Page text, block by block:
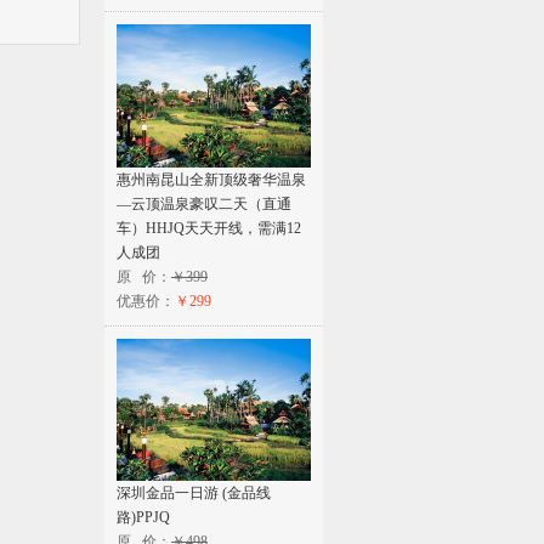
惠州南昆山全新顶级奢华温泉
—云顶温泉豪叹二天（直通
车）HHJQ天天开线，需满12
人成团
原 价： ￥399
优惠价： ￥299
深圳金品一日游 (金品线
路)PPJQ